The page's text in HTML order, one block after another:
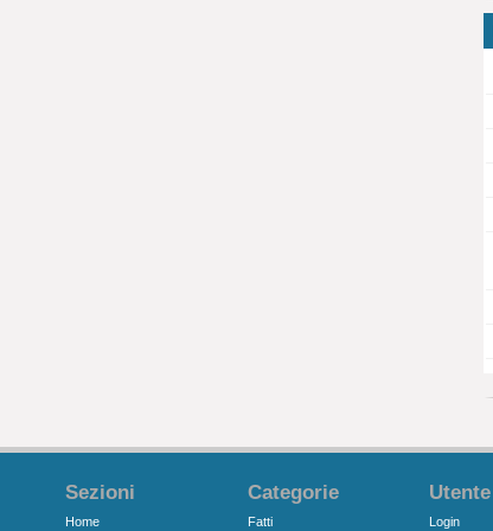
Sezioni
Home
Categorie
Fatti
Utente
Login